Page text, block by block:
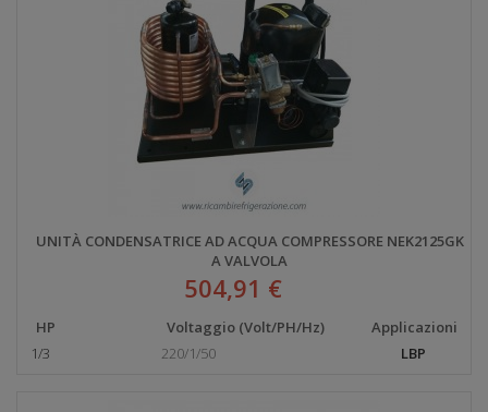
UNITÀ CONDENSATRICE AD ACQUA COMPRESSORE NEK2125GK
A VALVOLA
504,91 €
HP Voltaggio (Volt/PH/Hz)
Applicazioni
1/3
220/1/50 LBP